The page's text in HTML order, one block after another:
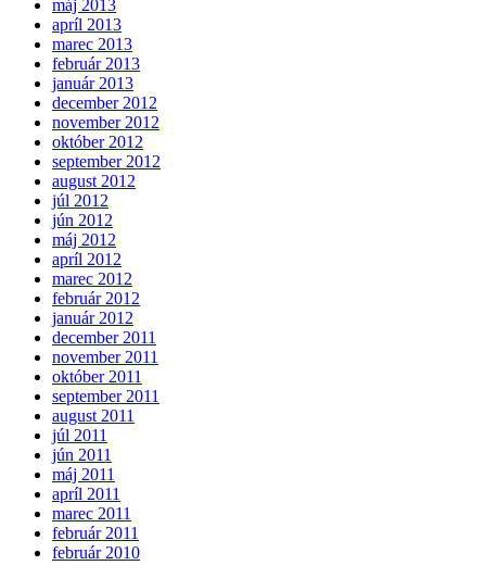
máj 2013
apríl 2013
marec 2013
február 2013
január 2013
december 2012
november 2012
október 2012
september 2012
august 2012
júl 2012
jún 2012
máj 2012
apríl 2012
marec 2012
február 2012
január 2012
december 2011
november 2011
október 2011
september 2011
august 2011
júl 2011
jún 2011
máj 2011
apríl 2011
marec 2011
február 2011
február 2010